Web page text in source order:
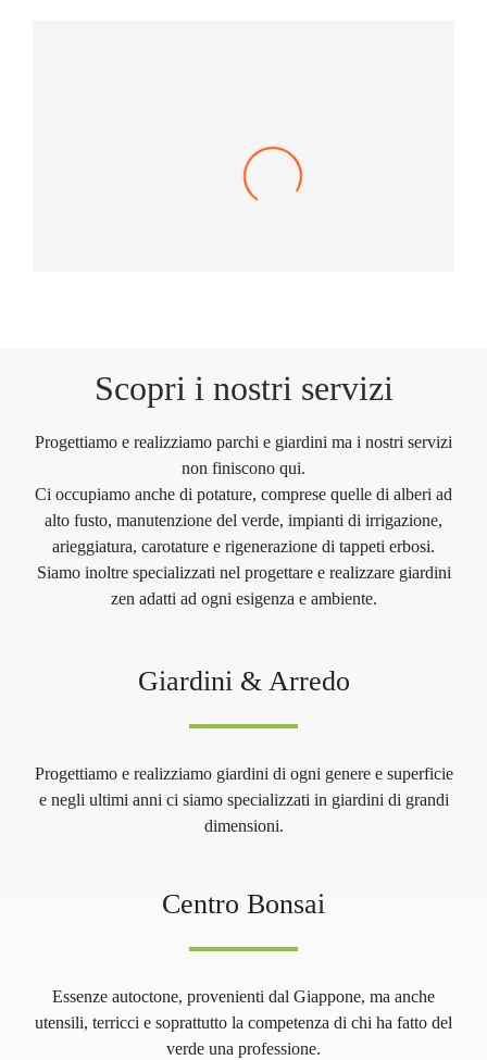
750,00
Scopri i nostri servizi
Progettiamo e realizziamo parchi e giardini ma i nostri servizi
non finiscono qui.
Ci occupiamo anche di potature, comprese quelle di alberi ad
alto fusto, manutenzione del verde, impianti di irrigazione,
arieggiatura, carotature e rigenerazione di tappeti erbosi.
Siamo inoltre specializzati nel progettare e realizzare giardini
zen adatti ad ogni esigenza e ambiente.
Giardini & Arredo
Progettiamo e realizziamo giardini di ogni genere e superficie
e negli ultimi anni ci siamo specializzati in giardini di grandi
dimensioni.
Centro Bonsai
Essenze autoctone, provenienti dal Giappone, ma anche
utensili, terricci e soprattutto la competenza di chi ha fatto del
verde una professione.